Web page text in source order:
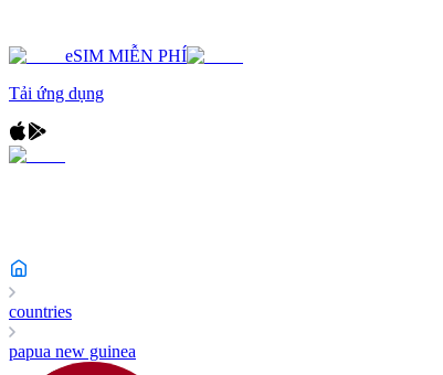
eSIM MIỄN PHÍ
Tải ứng dụng
countries
papua new guinea